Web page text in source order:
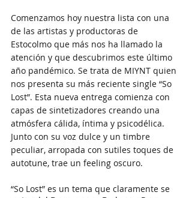
Comenzamos hoy nuestra lista con una
de las artistas y productoras de
Estocolmo que más nos ha llamado la
atención y que descubrimos este último
año pandémico. Se trata de MIYNT quien
nos presenta su más reciente single “So
Lost”. Esta nueva entrega comienza con
capas de sintetizadores creando una
atmósfera cálida, íntima y psicodélica.
Junto con su voz dulce y un timbre
peculiar, arropada con sutiles toques de
autotune, trae un feeling oscuro.
“So Lost” es un tema que claramente se